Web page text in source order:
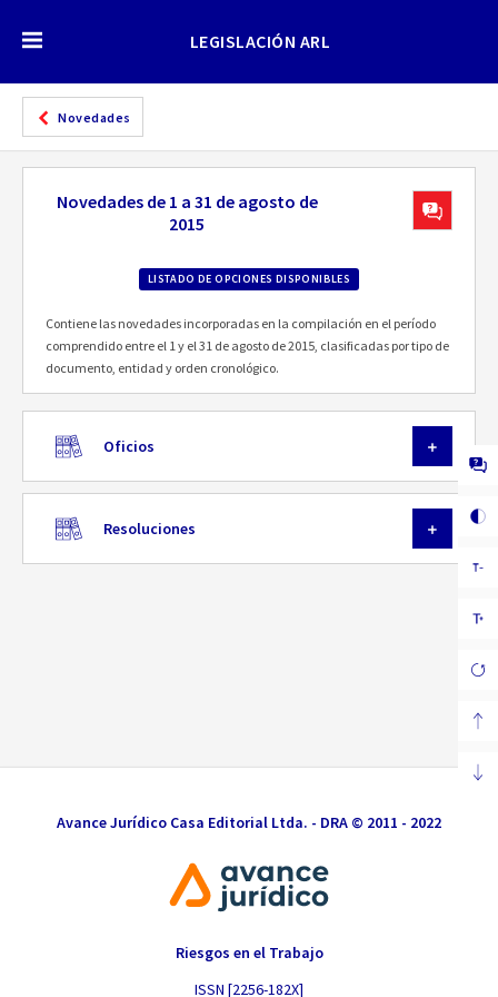
LEGISLACIÓN ARL
Novedades
Novedades de 1 a 31 de agosto de
2015
LISTADO DE OPCIONES DISPONIBLES
Contiene las novedades incorporadas en la compilación en el período
comprendido entre el 1 y el 31 de agosto de 2015, clasificadas por tipo de
documento, entidad y orden cronológico.
Oficios
Resoluciones
Riesgos en el Trabajo
ISSN [2256-182X]
Avance Jurídico Casa Editorial Ltda. - DRA © 2011 - 2022